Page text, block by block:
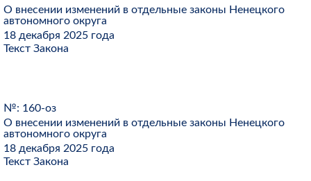
О внесении изменений в отдельные законы Ненецкого
автономного округа
18 декабря 2025 года
Текст Закона
№: 160-оз
О внесении изменений в отдельные законы Ненецкого
автономного округа
18 декабря 2025 года
Текст Закона